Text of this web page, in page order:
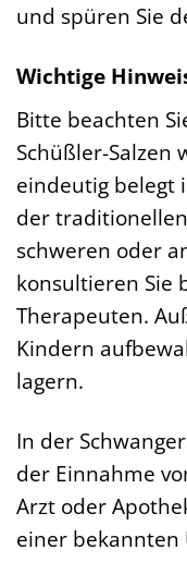
und spüren Sie
Wichtige
Bitte beachten
Schüßler-Salzen
eindeutig belegt
der
schweren oder
konsultieren Sie
Therapeuten.
Kindern
lagern.
In der
der Einnahme
Arzt oder
einer